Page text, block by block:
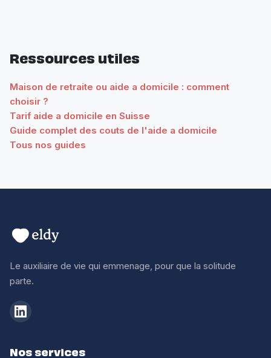
Ressources utiles
Maison de retraite ou aide a domicile : comment
choisir ?
Tarif aide a domicile en Suisse
Guide complet des couts de l'aide a domicile
Tous nos guides
Le auxiliaire de vie qui emmenage, pour que la solitude
parte.
Nos services